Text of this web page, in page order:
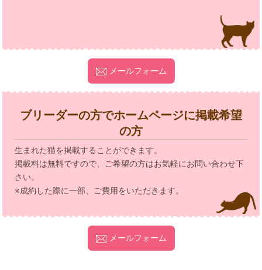
メールフォーム
ブリーダーの方でホームページに掲載希望
の方
生まれた猫を掲載することができます。
掲載料は無料ですので、ご希望の方はお気軽にお問い合わせ下
さい。
※成約した際に一部、ご費用をいただきます。
メールフォーム